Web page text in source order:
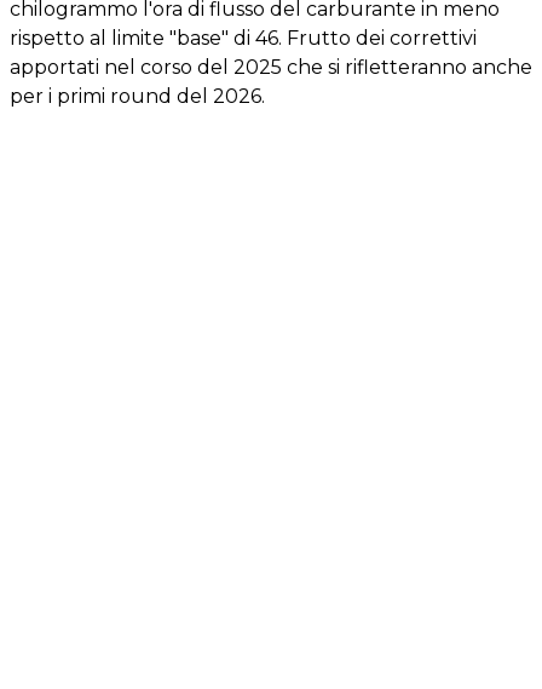
chilogrammo l'ora di flusso del carburante in meno
rispetto al limite "base" di 46. Frutto dei correttivi
apportati nel corso del 2025 che si rifletteranno anche
per i primi round del 2026.